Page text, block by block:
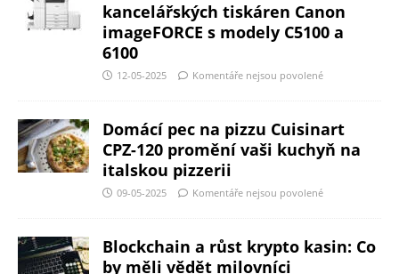
kancelářských tiskáren Canon
imageFORCE s modely C5100 a
6100
12-05-2025 Komentáře nejsou povolené
Domácí pec na pizzu Cuisinart
CPZ-120 promění vaši kuchyň na
italskou pizzerii
09-05-2025 Komentáře nejsou povolené
Blockchain a růst krypto kasin: Co
by měli vědět milovníci